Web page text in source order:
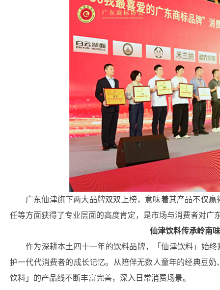
广东仙津旗下两大品牌双双上榜，意味着其产品不仅
任等方面获得了专业层面的高度肯定，是市场与消费者对广
仙津饮料传承岭南
作为深耕本土四十一年的饮料品牌，「仙津饮料」始
护一代代消费者的成长记忆。从陪伴无数人童年的经典豆
饮料」的产品线不断丰富完善，深入日常消费场景。